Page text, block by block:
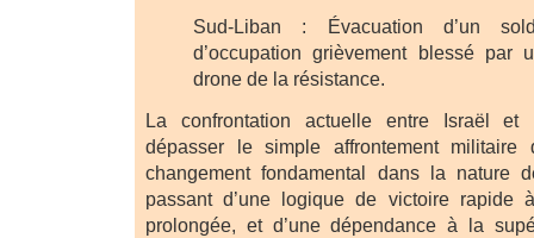
Sud-Liban : Évacuation d’un
d’occupation grièvement blessé par
drone de la résistance.
La confrontation actuelle entre Israël et
dépasser le simple affrontement
changement fondamental dans la nature
passant d’une logique de victoire rapide
prolongée, et d’une dépendance à la